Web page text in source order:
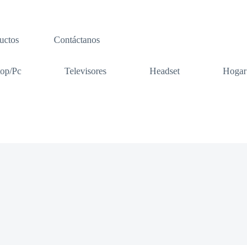
Contáctanos
Pc Televisores Headset Hogar